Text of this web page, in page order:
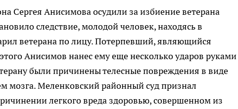
Сергея Анисимова осудили за избиение ветерана
следствие, молодой человек, находясь в
ветерана по лицу. Потерпевший, являющийся
Анисимов нанес ему еще несколько ударов руками
были причинены телесные повреждения в виде
мозга. Меленковский районный суд признал
легкого вреда здоровью, совершенном из